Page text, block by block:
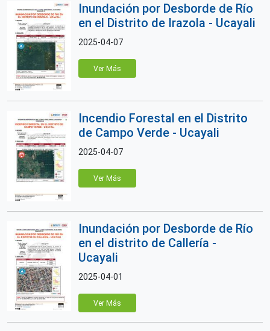
Inundación por Desborde de Río
en el Distrito de Irazola - Ucayali
2025-04-07
Ver Más
Incendio Forestal en el Distrito
de Campo Verde - Ucayali
2025-04-07
Ver Más
Inundación por Desborde de Río
en el distrito de Callería -
Ucayali
2025-04-01
Ver Más